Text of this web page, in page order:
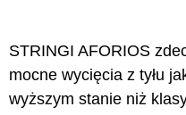
STRINGI AFORIOS
mocne wycięcia z tyłu
wyższym stanie niż